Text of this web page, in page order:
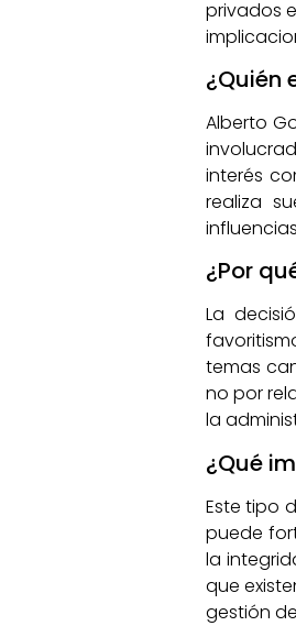
privados
¿Quién
Alberto
interés
realiza
¿Por
La
temas
no por
la
¿Qué
Este tipo
puede
la
que
gestión